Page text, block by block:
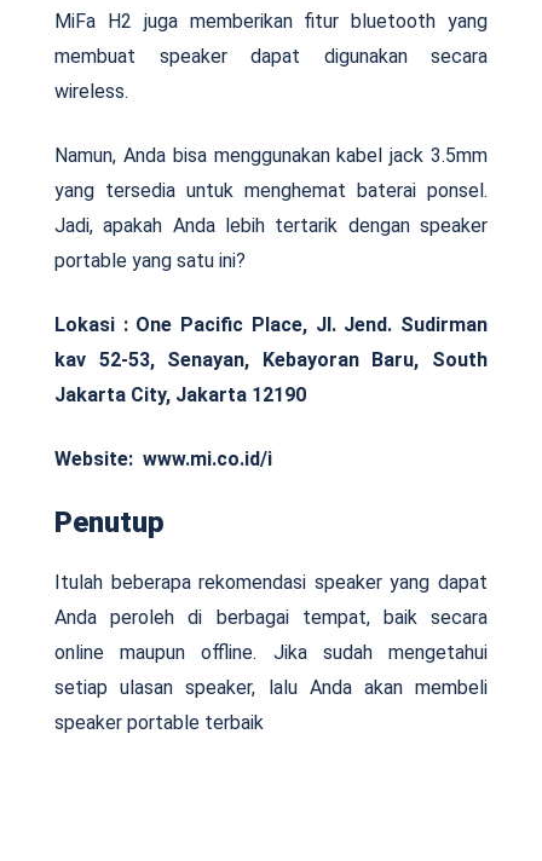
MiFa H2 juga memberikan fitur bluetooth yang
membuat speaker dapat digunakan secara
wireless.
Namun, Anda bisa menggunakan kabel jack 3.5mm
yang tersedia untuk menghemat baterai ponsel.
Jadi, apakah Anda lebih tertarik dengan speaker
portable yang satu ini?
Lokasi : One Pacific Place, Jl. Jend. Sudirman
kav 52-53, Senayan, Kebayoran Baru, South
Jakarta City, Jakarta 12190
Website: www.mi.co.id/i
Penutup
Itulah beberapa rekomendasi speaker yang dapat
Anda peroleh di berbagai tempat, baik secara
online maupun offline. Jika sudah mengetahui
setiap ulasan speaker, lalu Anda akan membeli
speaker portable terbaik